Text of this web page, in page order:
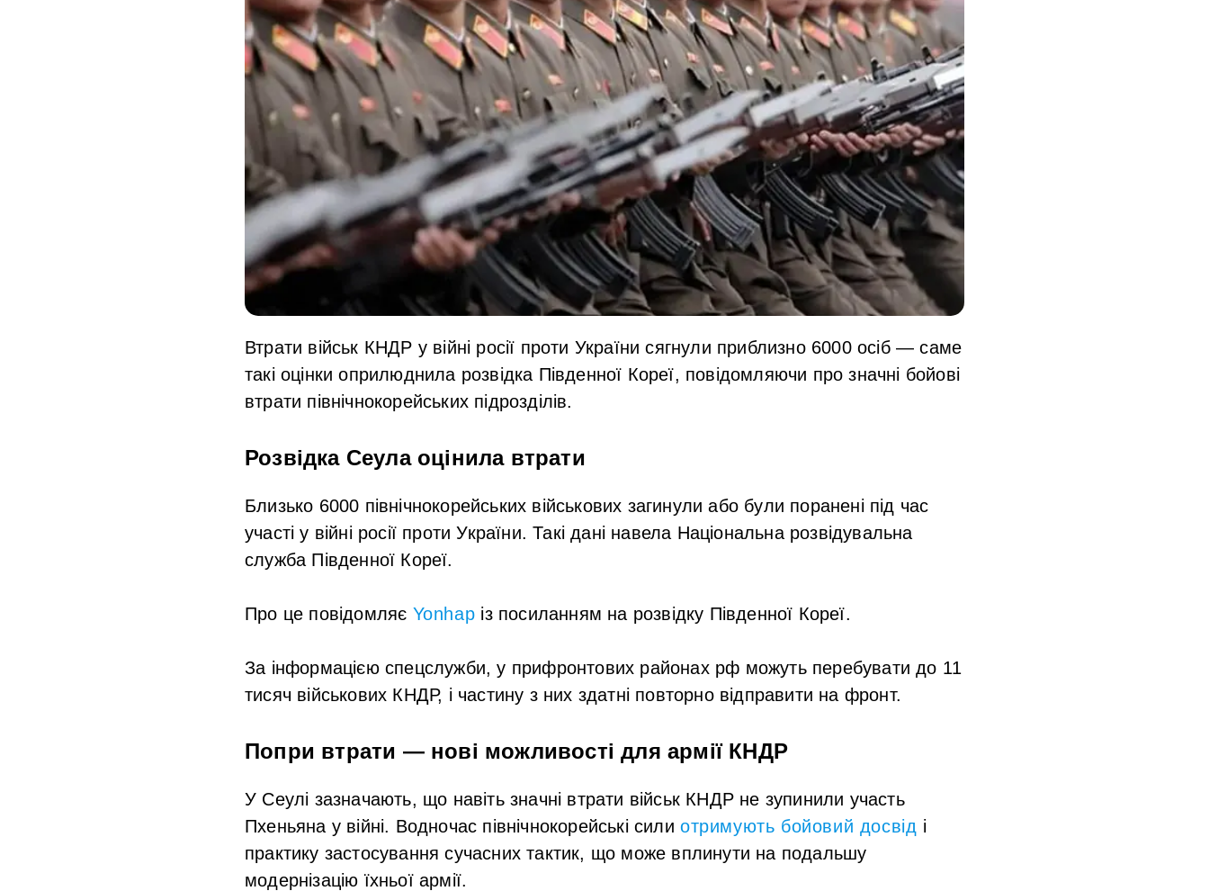
Втрати військ КНДР у війні росії проти України сягнули приблизно 6000 осіб — саме
такі оцінки оприлюднила розвідка Південної Кореї, повідомляючи про значні бойові
втрати північнокорейських підрозділів.
Розвідка Сеула оцінила втрати
Близько 6000 північнокорейських військових загинули або були поранені під час
участі у війні росії проти України. Такі дані навела Національна розвідувальна
служба Південної Кореї.
Про це повідомляє Yonhap із посиланням на розвідку Південної Кореї.
За інформацією спецслужби, у прифронтових районах рф можуть перебувати до 11
тисяч військових КНДР, і частину з них здатні повторно відправити на фронт.
Попри втрати — нові можливості для армії КНДР
У Сеулі зазначають, що навіть значні втрати військ КНДР не зупинили участь
Пхеньяна у війні. Водночас північнокорейські силиотримують бойовий досвід і
практику застосування сучасних тактик, що може вплинути на подальшу
модернізацію їхньої армії.